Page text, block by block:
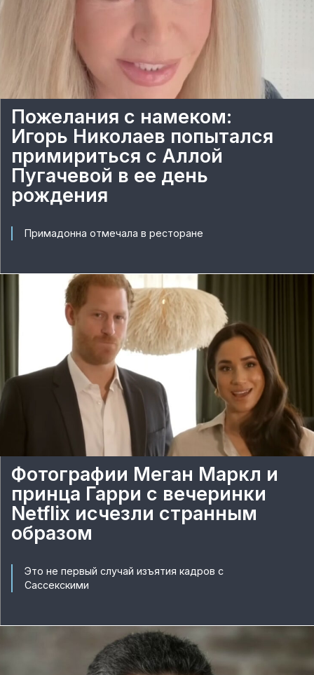
Пожелания с намеком:
Игорь Николаев попытался
примириться с Аллой
Пугачевой в ее день
рождения
Примадонна отмечала в ресторане
Фотографии Меган Маркл и
принца Гарри с вечеринки
Netflix исчезли странным
образом
Это не первый случай изъятия кадров с
Сассекскими